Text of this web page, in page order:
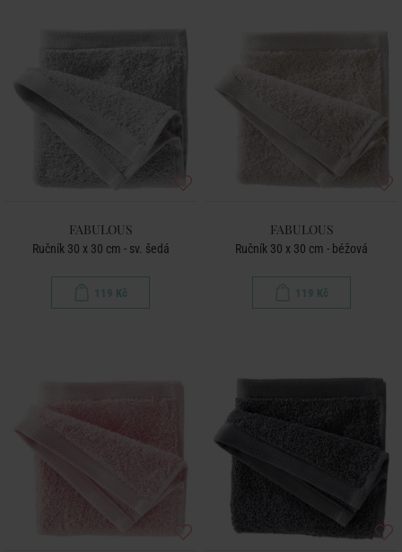
FABULOUS
Ručník 30 x 30 cm - sv. šedá
119 Kč
FABULOUS
Ručník 30 x 30 cm - béžová
119 Kč